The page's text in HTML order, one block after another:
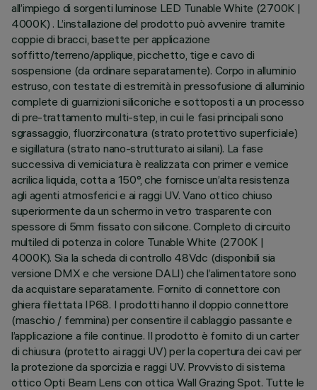
all’impiego di sorgenti luminose LED Tunable White (2700K |
4000K) . L’installazione del prodotto può avvenire tramite
coppie di bracci, basette per applicazione
soffitto/terreno/applique, picchetto, tige e cavo di
sospensione (da ordinare separatamente). Corpo in alluminio
estruso, con testate di estremità in pressofusione di alluminio
complete di guarnizioni siliconiche e sottoposti a un processo
di pre-trattamento multi-step, in cui le fasi principali sono
sgrassaggio, fluorzirconatura (strato protettivo superficiale)
e sigillatura (strato nano-strutturato ai silani). La fase
successiva di verniciatura è realizzata con primer e vernice
acrilica liquida, cotta a 150°, che fornisce un’alta resistenza
agli agenti atmosferici e ai raggi UV. Vano ottico chiuso
superiormente da un schermo in vetro trasparente con
spessore di 5mm fissato con silicone. Completo di circuito
multiled di potenza in colore Tunable White (2700K |
4000K). Sia la scheda di controllo 48Vdc (disponibili sia
versione DMX e che versione DALI) che l’alimentatore sono
da acquistare separatamente. Fornito di connettore con
ghiera filettata IP68. I prodotti hanno il doppio connettore
(maschio / femmina) per consentire il cablaggio passante e
l’applicazione a file continue. Il prodotto è fornito di un carter
di chiusura (protetto ai raggi UV) per la copertura dei cavi per
la protezione da sporcizia e raggi UV. Provvisto di sistema
ottico Opti Beam Lens con ottica Wall Grazing Spot. Tutte le